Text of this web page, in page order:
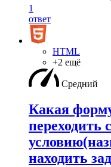
1
ответ
HTML
+2 ещё
Средний
Какая
переходить
находить